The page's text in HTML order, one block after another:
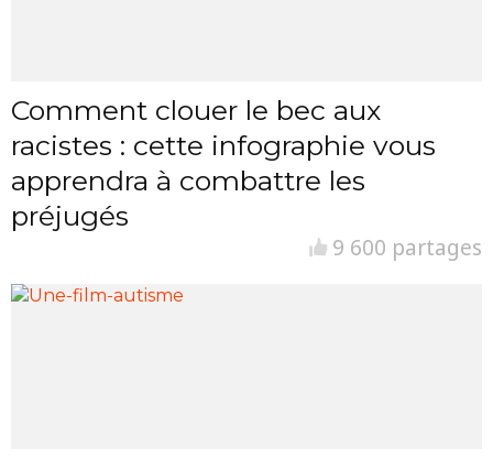
Comment clouer le bec aux
racistes : cette infographie vous
apprendra à combattre les
préjugés
9 600 partages